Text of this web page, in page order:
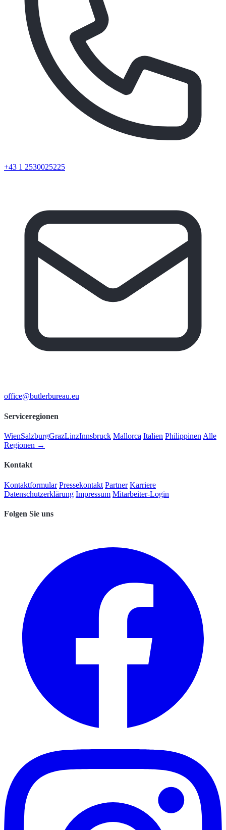
+43 1 2530025225
office@butlerbureau.eu
Serviceregionen
WienSalzburgGrazLinzInnsbruck Mallorca Italien Philippinen Alle
Regionen →
Kontakt
Kontaktformular Pressekontakt Partner Karriere
Datenschutzerklärung Impressum Mitarbeiter-Login
Folgen Sie uns